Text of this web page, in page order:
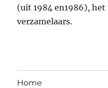
(uit 1984 en1986),
verzamelaars.
Home